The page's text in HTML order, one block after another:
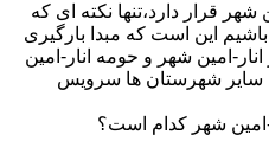
قرار دارد،تنها نکته ای که
این است که مبدا بارگیری
انار-امین شهر و حومه انار-امین
سایر شهرستان ها سرویس
امین شهر کدام است؟